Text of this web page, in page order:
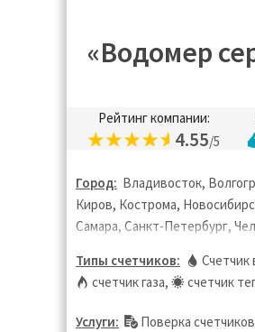
«Водомер
Рейтинг компании:
4.55/5
Город: Владивосток,
Киров, Кострома,
Самара, Санкт-Петербург,
Типы счетчиков:
Счетчик
счетчик газа, счетчик
Услуги: Поверка счетчиков